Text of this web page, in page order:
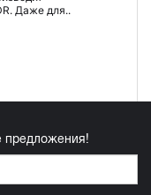
Даже для..
предложения!